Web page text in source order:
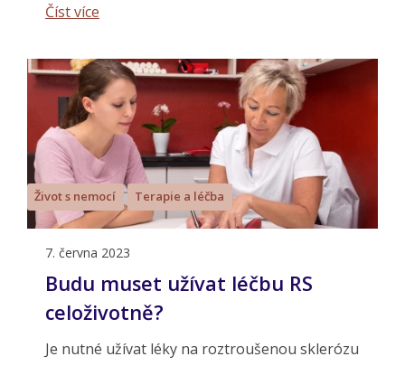
Číst více
Život s nemocí Terapie a léčba
7. června 2023
Budu muset užívat léčbu RS
celoživotně?
Je nutné užívat léky na roztroušenou sklerózu